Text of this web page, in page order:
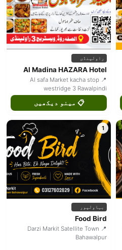
راولپنڈی
Al Madina HAZARA Hotel
📍 Al safa Market kacha stop
westridge 3 Rawalpindi
📋 مینو دیکھیں
1
بہاولپور
Food Bird
📍 Darzi Markit Satellite Town
Bahawalpur